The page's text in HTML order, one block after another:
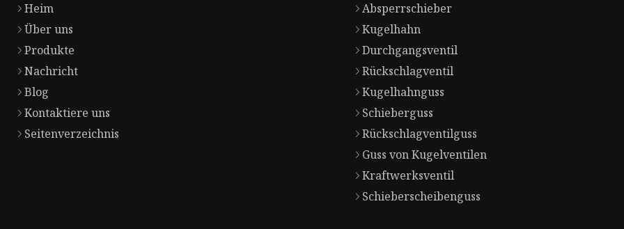
Heim
Über uns
Produkte
Nachricht
Blog
Kontaktiere uns
Seitenverzeichnis
Absperrschieber
Kugelhahn
Durchgangsventil
Rückschlagventil
Kugelhahnguss
Schieberguss
Rückschlagventilguss
Guss von Kugelventilen
Kraftwerksventil
Schieberscheibenguss